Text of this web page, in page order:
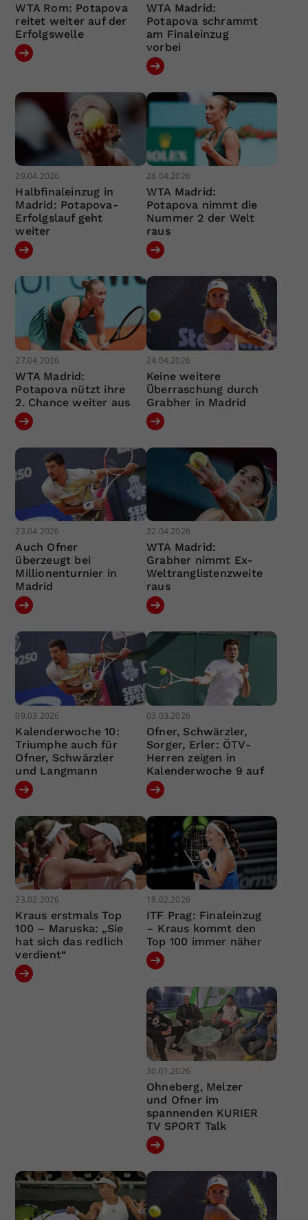
WTA Rom: Potapova
reitet weiter auf der
Erfolgswelle
WTA Madrid:
Potapova schrammt
am Finaleinzug
vorbei
29.04.2026
Halbfinaleinzug in
Madrid: Potapova-
Erfolgslauf geht
weiter
28.04.2026
WTA Madrid:
Potapova nimmt die
Nummer 2 der Welt
raus
27.04.2026
WTA Madrid:
Potapova nützt ihre
2. Chance weiter aus
24.04.2026
Keine weitere
Überraschung durch
Grabher in Madrid
23.04.2026
Auch Ofner
überzeugt bei
Millionenturnier in
Madrid
22.04.2026
WTA Madrid:
Grabher nimmt Ex-
Weltranglistenzweite
raus
09.03.2026
Kalenderwoche 10:
Triumphe auch für
Ofner, Schwärzler
und Langmann
03.03.2026
Ofner, Schwärzler,
Sorger, Erler: ÖTV-
Herren zeigen in
Kalenderwoche 9 auf
23.02.2026
Kraus erstmals Top
100 – Maruska: „Sie
hat sich das redlich
verdient“
18.02.2026
ITF Prag: Finaleinzug
– Kraus kommt den
Top 100 immer näher
30.01.2026
Ohneberg, Melzer
und Ofner im
spannenden KURIER
TV SPORT Talk